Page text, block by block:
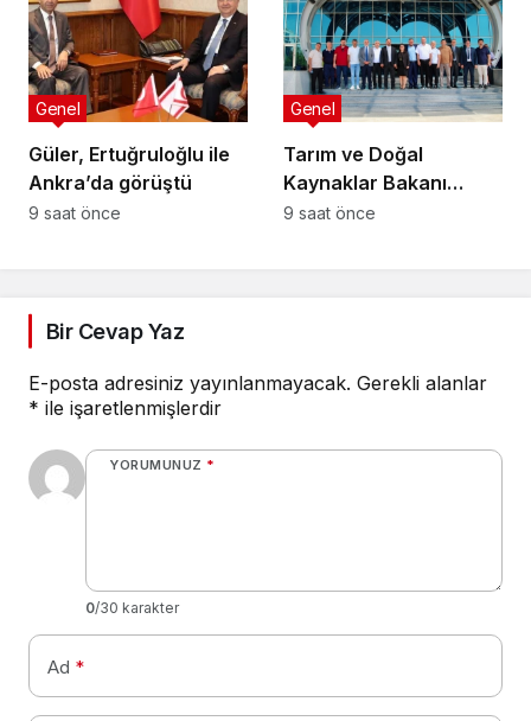
Güler, Ertuğruloğlu ile
Ankra’da görüştü
Genel
9 saat önce
Tarım ve Doğal
Kaynaklar Bakanı
Çavuş “Büyük Harup
Genel
9 saat önce
Bir Cevap Yaz
E-posta adresiniz yayınlanmayacak. Gerekli alanlar
* ile işaretlenmişlerdir
YORUMUNUZ *
0/30 karakter
Ad *